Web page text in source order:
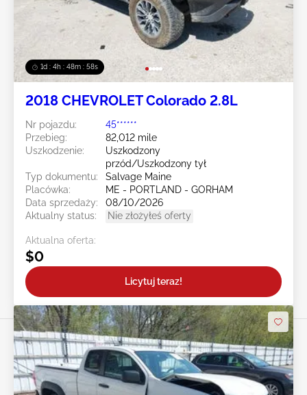
1d : 4h : 48m : 55s
2018 CHEVROLET Colorado 2.8L
Nr pojazdu:
45******
Przebieg:
82,012 mile
Uszkodzenie:
Uszkodzony
przód/Uszkodzony tył
Typ dokumentu:
Salvage Maine
Placówka:
ME - PORTLAND - GORHAM
Data sprzedaży:
08/10/2026
Aktualny status:
Nie złożyłeś oferty
Aktualna oferta:
$0
Licytuj teraz!